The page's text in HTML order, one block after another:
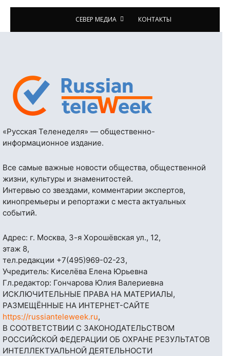
СЕВЕР МЕДИА КОНТАКТЫ
«Русская Теленеделя» — общественно-
информационное издание.
Все самые важные новости общества, общественной
жизни, культуры и знаменитостей.
Интервью со звездами, комментарии экспертов,
кинопремьеры и репортажи с места актуальных
событий.
Адрес: г. Москва, 3-я Хорошёвская ул., 12,
этаж 8,
тел.редакции +7(495)969-02-23,
Учредитель: Киселёва Елена Юрьевна
Гл.редактор: Гончарова Юлия Валериевна
ИСКЛЮЧИТЕЛЬНЫЕ ПРАВА НА МАТЕРИАЛЫ,
РАЗМЕЩЁННЫЕ НА ИНТЕРНЕТ-САЙТЕ
https://russianteleweek.ru,
В СООТВЕТСТВИИ С ЗАКОНОДАТЕЛЬСТВОМ
РОССИЙСКОЙ ФЕДЕРАЦИИ ОБ ОХРАНЕ РЕЗУЛЬТАТОВ
ИНТЕЛЛЕКТУАЛЬНОЙ ДЕЯТЕЛЬНОСТИ